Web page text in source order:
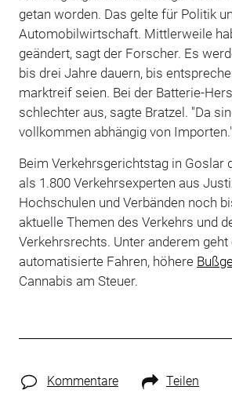
getan worden. Das gelte für Politik
Automobilwirtschaft. Mittlerweile
geändert, sagt der Forscher. Es
bis drei Jahre dauern, bis
marktreif seien. Bei der Batterie-
schlechter aus, sagte Bratzel. "Da
vollkommen abhängig von Importen."
Beim Verkehrsgerichtstag in Goslar
als 1.800 Verkehrsexperten aus
Hochschulen und Verbänden noch
aktuelle Themen des Verkehrs und
Verkehrsrechts. Unter anderem geht
automatisierte Fahren, höhere
Cannabis am Steuer.
Kommentare Teilen